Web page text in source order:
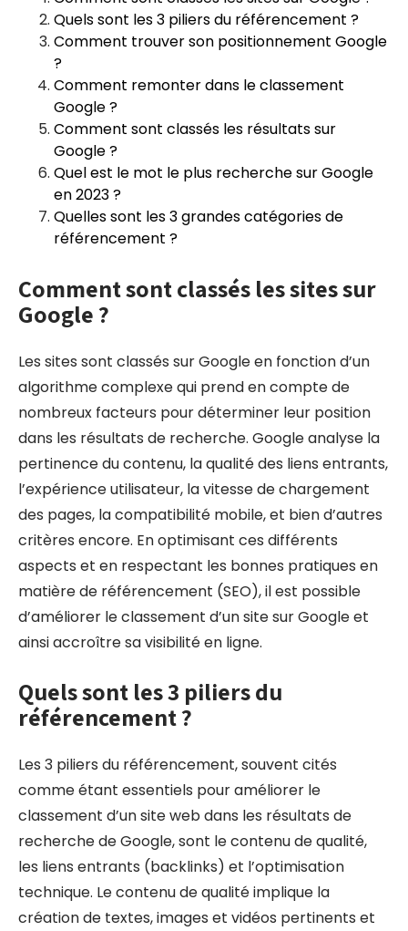
Quels sont les 3 piliers du référencement ?
Comment trouver son positionnement Google
?
Comment remonter dans le classement
Google ?
Comment sont classés les résultats sur
Google ?
Quel est le mot le plus recherche sur Google
en 2023 ?
Quelles sont les 3 grandes catégories de
référencement ?
Comment sont classés les sites sur
Google ?
Les sites sont classés sur Google en fonction d’un
algorithme complexe qui prend en compte de
nombreux facteurs pour déterminer leur position
dans les résultats de recherche. Google analyse la
pertinence du contenu, la qualité des liens entrants,
l’expérience utilisateur, la vitesse de chargement
des pages, la compatibilité mobile, et bien d’autres
critères encore. En optimisant ces différents
aspects et en respectant les bonnes pratiques en
matière de référencement (SEO), il est possible
d’améliorer le classement d’un site sur Google et
ainsi accroître sa visibilité en ligne.
Quels sont les 3 piliers du
référencement ?
Les 3 piliers du référencement, souvent cités
comme étant essentiels pour améliorer le
classement d’un site web dans les résultats de
recherche de Google, sont le contenu de qualité,
les liens entrants (backlinks) et l’optimisation
technique. Le contenu de qualité implique la
création de textes, images et vidéos pertinents et